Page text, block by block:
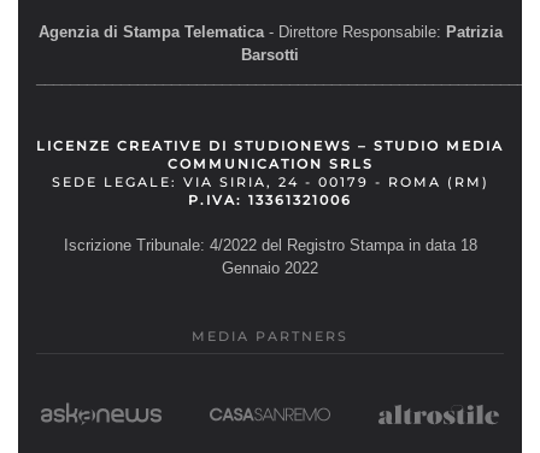
Agenzia di Stampa Telematica- Direttore Responsabile: Patrizia
Barsotti
LICENZE CREATIVE DI STUDIONEWS – STUDIO MEDIA
COMMUNICATION SRLS
SEDE LEGALE: VIA SIRIA, 24 - 00179 - ROMA (RM)
P.IVA: 13361321006
Iscrizione Tribunale: 4/2022 del Registro Stampa in data 18
Gennaio 2022
MEDIA PARTNERS